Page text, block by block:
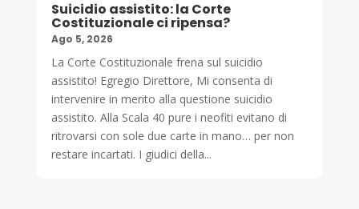
Suicidio assistito: la Corte
Costituzionale ci ripensa?
Ago 5, 2026
La Corte Costituzionale frena sul suicidio
assistito! Egregio Direttore, Mi consenta di
intervenire in merito alla questione suicidio
assistito. Alla Scala 40 pure i neofiti evitano di
ritrovarsi con sole due carte in mano… per non
restare incartati. I giudici della...